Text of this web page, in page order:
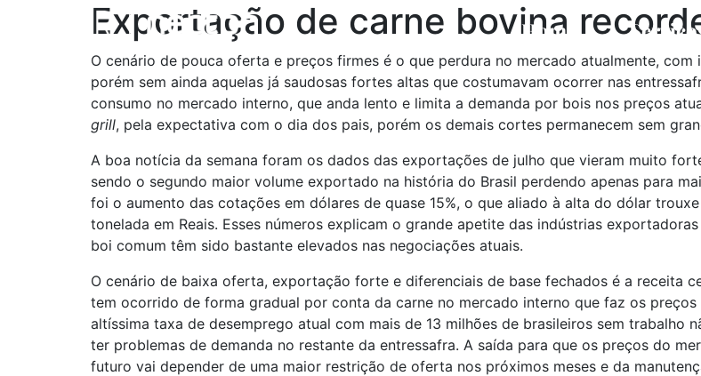
Home
Exportação de carne bovina
O cenário de pouca oferta e preços firmes é o que perdura no mercado atualmente,
porém sem ainda aquelas já saudosas fortes altas que costumavam ocorrer nas
consumo no mercado interno, que anda lento e limita a demanda por bois nos preços
grill, pela expectativa com o dia dos pais, porém os demais cortes permanecem sem
A boa notícia da semana foram os dados das exportações de julho que vieram muito
sendo o segundo maior volume exportado na história do Brasil perdendo apenas para
foi o aumento das cotações em dólares de quase 15%, o que aliado à alta do dólar
tonelada em Reais. Esses números explicam o grande apetite das indústrias
boi comum têm sido bastante elevados nas negociações atuais.
O cenário de baixa oferta, exportação forte e diferenciais de base fechados é a receita
tem ocorrido de forma gradual por conta da carne no mercado interno que faz os preços
altíssima taxa de desemprego atual com mais de 13 milhões de brasileiros sem trabalho
ter problemas de demanda no restante da entressafra. A saída para que os preços do
futuro vai depender de uma maior restrição de oferta nos próximos meses e da